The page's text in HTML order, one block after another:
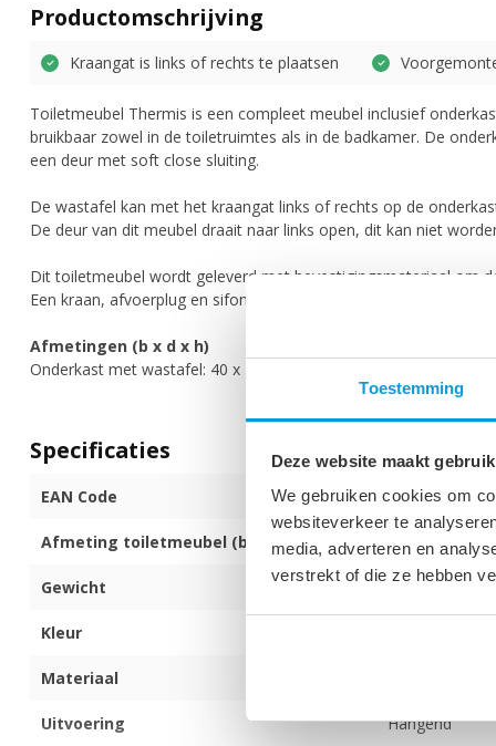
Toestemming
Deze website maakt
We gebruiken cookies om
websiteverkeer te
media, adverteren en
verstrekt of die ze hebben
Productomschrijving
Kraangat is links of rechts te plaatsen
Toiletmeubel Thermis is een compleet meubel inclusief
bruikbaar zowel in de toiletruimtes als in de badkamer. De
een deur met soft close sluiting.
De wastafel kan met het kraangat links of rechts op de
De deur van dit meubel draait naar links open, dit kan niet
Dit toiletmeubel wordt geleverd met bevestigingsmateriaal om
Een kraan, afvoerplug en sifon zijn niet bij de set inbegrepen.
Afmetingen (b x d x h)
Onderkast met wastafel: 40 x 22 x 53 cm
Specificaties
EAN Code
Afmeting toiletmeubel (b x d x h) 40 x 22 x 53
Gewicht 18 kg
Kleur
Materiaal
Uitvoering Hangend